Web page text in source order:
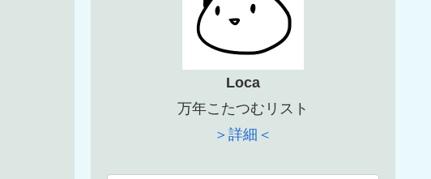
Loca
万年こたつむリスト
＞詳細＜